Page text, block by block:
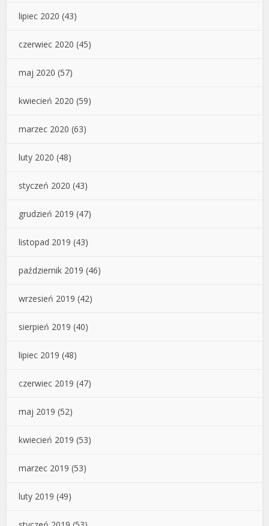
lipiec 2020 (43)
czerwiec 2020 (45)
maj 2020 (57)
kwiecień 2020 (59)
marzec 2020 (63)
luty 2020 (48)
styczeń 2020 (43)
grudzień 2019 (47)
listopad 2019 (43)
październik 2019 (46)
wrzesień 2019 (42)
sierpień 2019 (40)
lipiec 2019 (48)
czerwiec 2019 (47)
maj 2019 (52)
kwiecień 2019 (53)
marzec 2019 (53)
luty 2019 (49)